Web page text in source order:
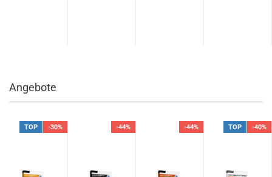
Angebote
TOP -30% -44% -44% TOP -40%